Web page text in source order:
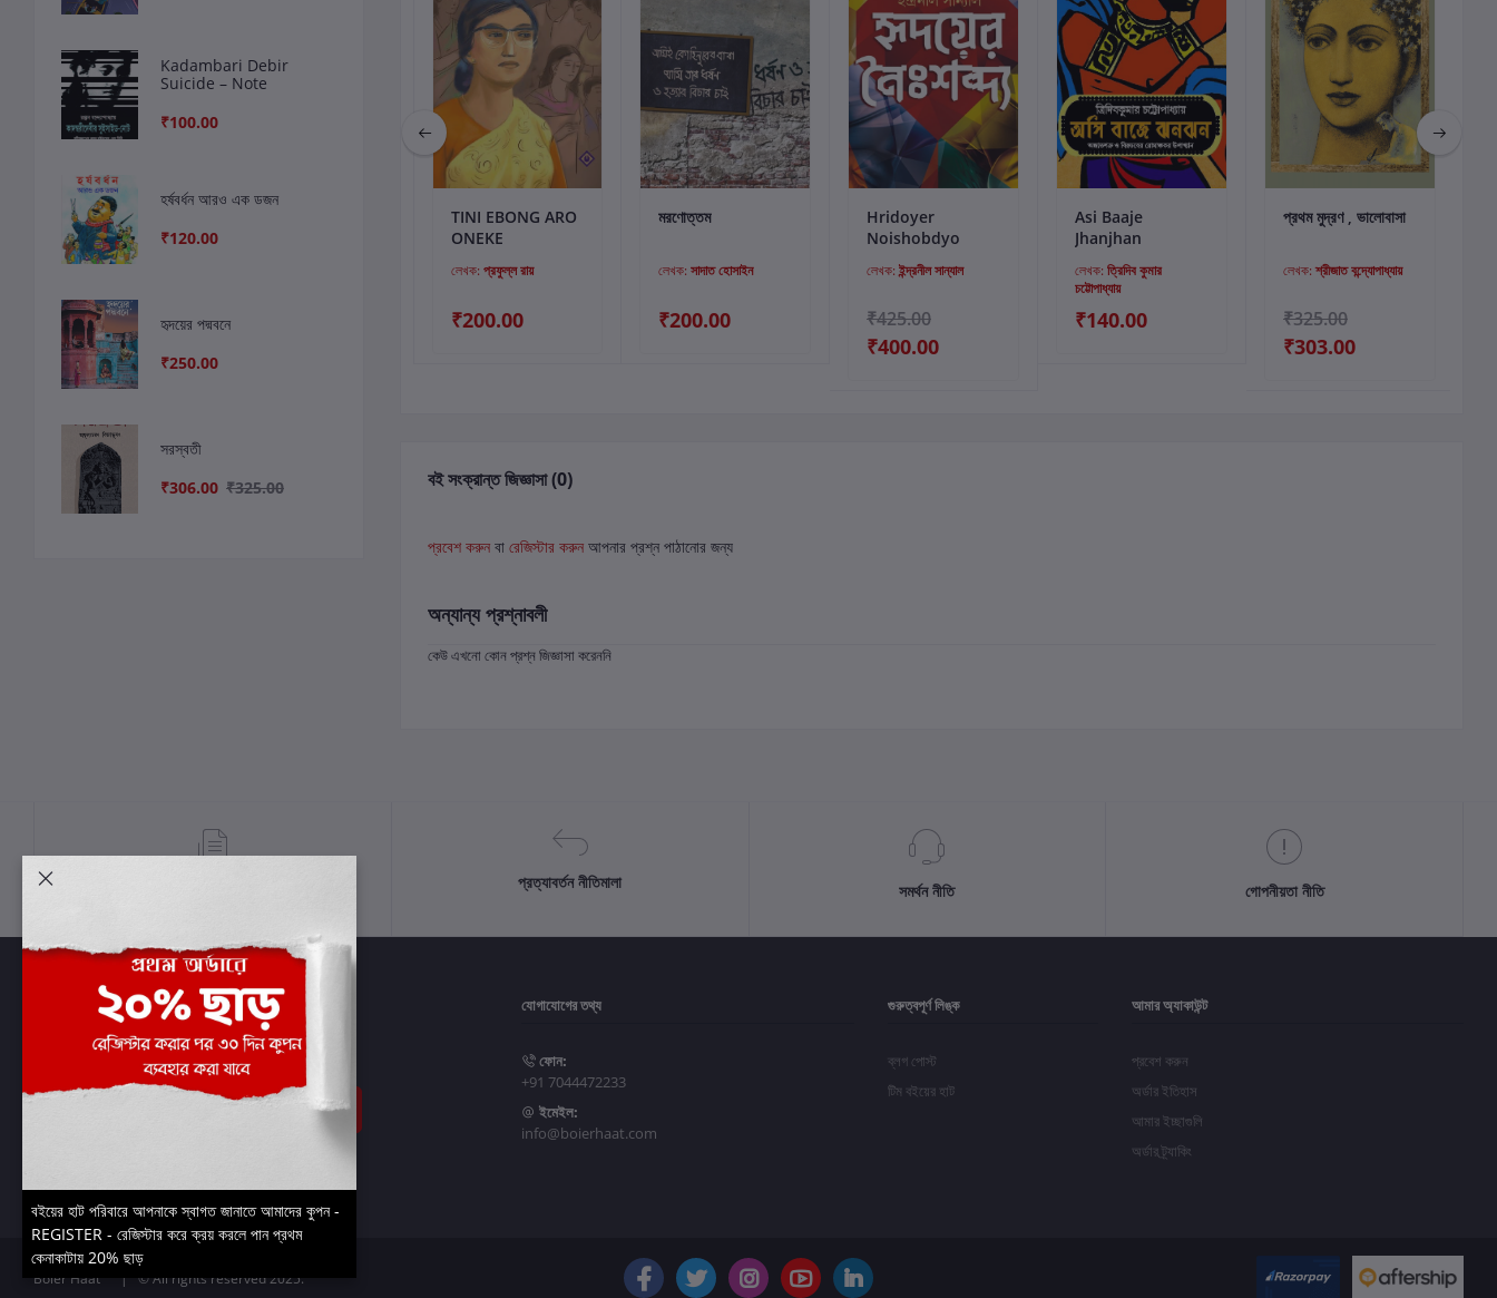
Kadambari Debir
Suicide – Note
₹100.00
হর্ষবর্ধন আরও এক ডজন
₹120.00
হৃদয়ের পদ্মবনে
₹250.00
সরস্বতী
₹306.00 ₹325.00
কার্টে যোগ করুন
আমি প্রেম করেছি
বিনোদ ঘোষাল
₹260.00
কার্টে যোগ করুন
TINI EBONG ARO
ONEKE
লেখক: প্রফুল্ল রায়
₹200.00
কার্টে যোগ করুন
মরণোত্তম
লেখক: সাদাত হোসাইন
₹200.00
কার্টে যোগ করুন
Hridoyer
Noishobdyo
লেখক: ইন্দ্রনীল সান্যাল
₹425.00
₹400.00
কার্টে যোগ করুন
Asi Baaje
Jhanjhan
লেখক: ত্রিদিব কুমার
চট্টোপাধ্যায়
₹140.00
কার্টে যোগ করুন
প্রথম মুদ্রণ , ভালোবাসা
লেখক:শ্রীজাত বন্দ্যোপাধ্যায়
₹325.00
₹303.00
বই সংক্রান্ত জিজ্ঞাসা (0)
প্রবেশ করুন বা রেজিস্টার করুন আপনার প্রশ্ন পাঠানোর জন্য
অন্যান্য প্রশ্নাবলী
কেউ এখনো কোন প্রশ্ন জিজ্ঞাসা করেননি
প্রত্যাবর্তন নীতিমালা সমর্থন নীতি গোপনীয়তা নীতি
সাবস্ক্রাইব
যোগাযোগের তথ্য
ফোন:
+91 7044472233
ইমেইল:
info@boierhaat.com
গুরুত্বপূর্ণ লিঙ্ক
ব্লগ পোস্ট
টিম বইয়ের হাট
আমার অ্যাকাউন্ট
প্রবেশ করুন
অর্ডার ইতিহাস
আমার ইচ্ছাগুলি
অর্ডার ট্র্যাকিং
Boier Haat™ | © All rights reserved 2025.
বইয়ের হাট পরিবারে আপনাকে স্বাগত জানাতে আমাদের কুপন -
REGISTER - রেজিস্টার করে ক্রয় করলে পান প্রথম
কেনাকাটায় 20% ছাড়